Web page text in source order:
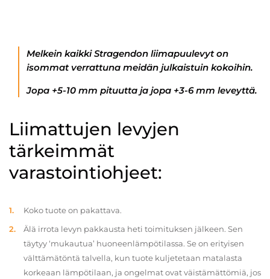
Melkein kaikki Stragendon liimapuulevyt on
isommat verrattuna meidän julkaistuin kokoihin.
Jopa +5-10 mm pituutta ja jopa +3-6 mm leveyttä.
Liimattujen levyjen
tärkeimmät
varastointiohjeet:
Koko tuote on pakattava.
Älä irrota levyn pakkausta heti toimituksen jälkeen. Sen
täytyy ‘mukautua’ huoneenlämpötilassa. Se on erityisen
välttämätöntä talvella, kun tuote kuljetetaan matalasta
korkeaan lämpötilaan, ja ongelmat ovat väistämättömiä, jos